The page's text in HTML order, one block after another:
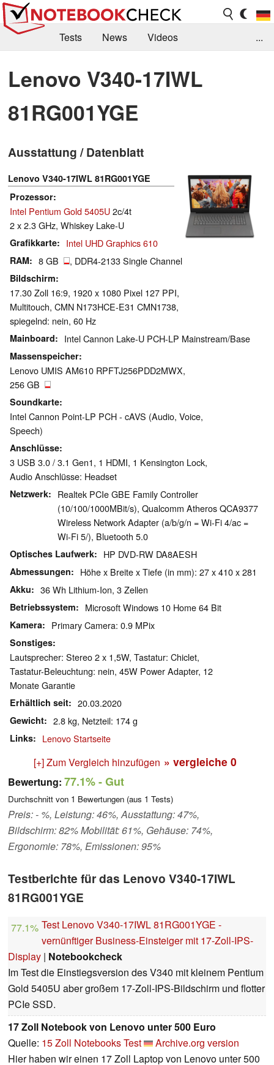
Tests News
Videos
Kaufberatung
Deals Suche
Jobs
Forum
...
Lenovo V340-17IWL
81RG001YGE
Ausstattung / Datenblatt
Lenovo V340-17IWL 81RG001YGE
Prozessor
Intel Pentium Gold 5405U2c/4t
2 x 2.3 GHz, Whiskey Lake-U
Grafikkarte Intel UHD Graphics 610
RAM 8 GB , DDR4-2133 Single Channel
Bildschirm
17.30 Zoll 16:9, 1920 x 1080 Pixel 127 PPI,
Multitouch, CMN N173HCE-E31 CMN1738,
spiegelnd: nein, 60 Hz
Mainboard Intel Cannon Lake-U PCH-LP Mainstream/Base
Massenspeicher
Lenovo UMIS AM610 RPFTJ256PDD2MWX,
256 GB
Soundkarte
Intel Cannon Point-LP PCH - cAVS (Audio, Voice,
Speech)
Anschlüsse
3 USB 3.0 / 3.1 Gen1, 1 HDMI, 1 Kensington Lock,
Audio Anschlüsse: Headset
Netzwerk
Realtek PCIe GBE Family Controller
(10/100/1000MBit/s), Qualcomm Atheros QCA9377
Wireless Network Adapter (a/b/g/n = Wi-Fi 4/ac =
Wi-Fi 5/), Bluetooth 5.0
Optisches Laufwerk HP DVD-RW DA8AESH
Abmessungen Höhe x Breite x Tiefe (in mm): 27 x 410 x 281
Akku 36 Wh Lithium-Ion, 3 Zellen
Betriebssystem Microsoft Windows 10 Home 64 Bit
Kamera Primary Camera: 0.9 MPix
Sonstiges
Lautsprecher: Stereo 2 x 1,5W, Tastatur: Chiclet,
Tastatur-Beleuchtung: nein, 45W Power Adapter, 12
Monate Garantie
Erhältlich seit 20.03.2020
Gewicht 2.8 kg, Netzteil: 174 g
Links Lenovo Startseite
[+] Zum Vergleich hinzufügen » vergleiche 0
Bewertung: 77.1%- Gut
Durchschnitt von 1 Bewertungen (aus 1 Tests)
Preis: - %, Leistung: 46%, Ausstattung: 47%,
Bildschirm: 82% Mobilität: 61%, Gehäuse: 74%,
Ergonomie: 78%, Emissionen: 95%
Testberichte für das Lenovo V340-17IWL
81RG001YGE
77.1% Test Lenovo V340-17IWL 81RG001YGE -
vernünftiger Business-Einsteiger mit 17-Zoll-IPS-
Display | Notebookcheck
Im Test die Einstiegsversion des V340 mit kleinem Pentium
Gold 5405U aber großem 17-Zoll-IPS-Bildschirm und flotter
PCIe SSD.
17 Zoll Notebook von Lenovo unter 500 Euro
Quelle: 15 Zoll Notebooks Test
Archive.org version
Hier haben wir einen 17 Zoll Laptop von Lenovo unter 500